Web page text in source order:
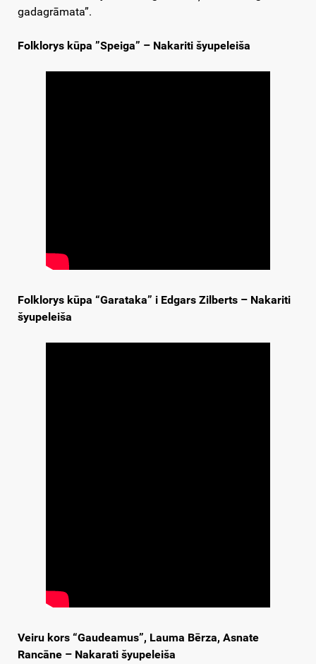
gadagrāmata”.
Folklorys kūpa ”Speiga” – Nakariti šyupeleiša
Folklorys kūpa “Garataka” i Edgars Zilberts – Nakariti
šyupeleiša
Veiru kors “Gaudeamus”, Lauma Bērza, Asnate
Rancāne – Nakarati šyupeleiša